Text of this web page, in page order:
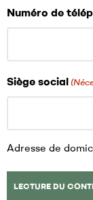
Numéro de
Siège social
Adresse de